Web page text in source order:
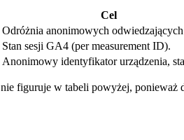
Cel
Odróżnia anonimowych
Stan sesji GA4 (per measurement ID).
Anonimowy identyfikator urządzenia,
nie figuruje w tabeli powyżej, ponieważ